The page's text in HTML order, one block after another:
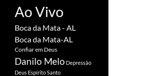
Ao Vivo
Boca da Mata - AL
Boca da Mata-AL
Confiar em Deus
Danilo Melo Depressão
Deus Espírito Santo